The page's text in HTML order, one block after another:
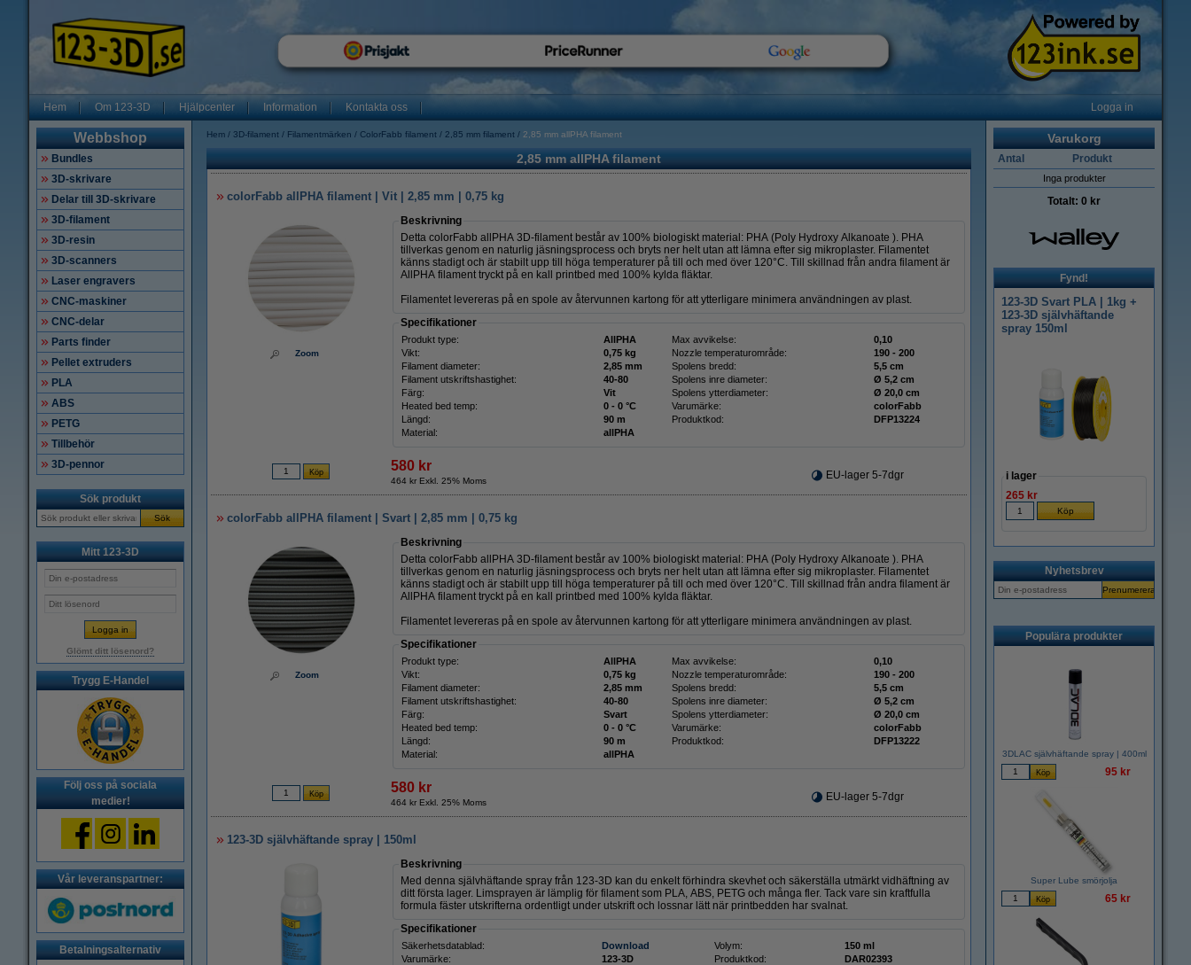
Hem Om 123-3D Hjälpcenter Information Kontakta oss Logga in
Webbshop
Bundles
3D-skrivare
Delar till 3D-skrivare
3D-filament
3D-resin
3D-scanners
Laser engravers
CNC-maskiner
CNC-delar
Parts finder
Pellet extruders
PLA
ABS
PETG
Tillbehör
3D-pennor
Sök produkt
Sök
Mitt 123-3D
Glömt ditt lösenord?
Trygg E-Handel
Följ oss på sociala
medier!
Vår leveranspartner:
Betalningsalternativ
Hem 3D-filament Filamentmärken ColorFabb filament 2,85 mm filament 2,85 mm allPHA filament
2,85 mm allPHA filament
colorFabb allPHA filament | Vit | 2,85 mm | 0,75 kg
Zoom
Beskrivning
Detta colorFabb allPHA 3D-filament består av 100% biologiskt material: PHA (Poly Hydroxy Alkanoate ). PHA
tillverkas genom en naturlig jäsningsprocess och bryts ner helt utan att lämna efter sig mikroplaster. Filamentet
känns stadigt och är stabilt upp till höga temperaturer på till och med över 120°C. Till skillnad från andra filament är
AllPHA filament tryckt på en kall printbed med 100% kylda fläktar.
Filamentet levereras på en spole av återvunnen kartong för att ytterligare minimera användningen av plast.
Specifikationer
Produkt type: AllPHA Max avvikelse:
0,10
Vikt:
0,75 kg Nozzle temperaturområde:
190 - 200
Filament diameter:
2,85 mm Spolens bredd:
5,5 cm
Filament utskriftshastighet:
40-80 Spolens inre diameter:
Ø 5,2 cm
Färg:
Vit Spolens ytterdiameter:
Ø 20,0 cm
Heated bed temp:
0 - 0 °C Varumärke:
colorFabb
Längd:
90 m Produktkod:
DFP13224
Material:
allPHA
580 kr
464 kr Exkl. 25% Moms EU-lager 5-7dgr
colorFabb allPHA filament | Svart | 2,85 mm | 0,75 kg
Zoom
Beskrivning
Detta colorFabb allPHA 3D-filament består av 100% biologiskt material: PHA (Poly Hydroxy Alkanoate ). PHA
tillverkas genom en naturlig jäsningsprocess och bryts ner helt utan att lämna efter sig mikroplaster. Filamentet
känns stadigt och är stabilt upp till höga temperaturer på till och med över 120°C. Till skillnad från andra filament är
AllPHA filament tryckt på en kall printbed med 100% kylda fläktar.
Filamentet levereras på en spole av återvunnen kartong för att ytterligare minimera användningen av plast.
Specifikationer
Produkt type: AllPHA Max avvikelse:
0,10
Vikt:
0,75 kg Nozzle temperaturområde:
190 - 200
Filament diameter:
2,85 mm Spolens bredd:
5,5 cm
Filament utskriftshastighet:
40-80 Spolens inre diameter:
Ø 5,2 cm
Färg:
Svart Spolens ytterdiameter:
Ø 20,0 cm
Heated bed temp:
0 - 0 °C Varumärke:
colorFabb
Längd:
90 m Produktkod:
DFP13222
Material:
allPHA
580 kr
464 kr Exkl. 25% Moms EU-lager 5-7dgr
123-3D självhäftande spray | 150ml
Beskrivning
Med denna självhäftande spray från 123-3D kan du enkelt förhindra skevhet och säkerställa utmärkt vidhäftning av
ditt första lager. Limsprayen är lämplig för filament som PLA, ABS, PETG och många fler. Tack vare sin kraftfulla
formula fäster utskrifterna ordentligt under utskrift och lossnar lätt när printbedden har svalnat.
Specifikationer
Säkerhetsdatablad: Download Volym:
150 ml
Varumärke:
123-3D Produktkod: DAR02393
Varukorg
Antal Produkt
Inga produkter
Totalt: 0 kr
Fynd!
123-3D Svart PLA | 1kg +
123-3D självhäftande
spray 150ml
i lager
265 kr
Nyhetsbrev
Populära produkter
3DLAC självhäftande spray | 400ml
95 kr
Super Lube smörjolja
65 kr